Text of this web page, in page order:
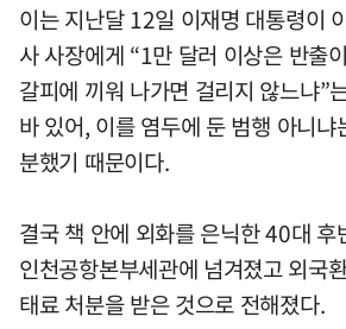
이는 지난달 12일 이재명 대통령이
사 사장에게 “1만 달러 이상은 반출
갈피에 끼워 나가면 걸리지 않느냐”
바 있어, 이를 염두에 둔 범행 아니
분했기 때문이다.
결국 책 안에 외화를 은닉한 40대 후
인천공항본부세관에 넘겨졌고 외국
태료 처분을 받은 것으로 전해졌다.